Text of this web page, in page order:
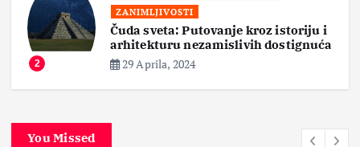
2
ZANIMLJIVOSTI
Čuda sveta: Putovanje kroz istoriju i
arhitekturu nezamislivih dostignuća
29 Aprila, 2024
You Missed